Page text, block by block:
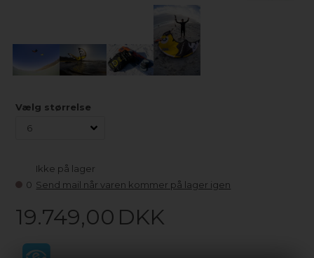
Vælg størrelse
0
Ikke på lager
Send mail når varen kommer på lager igen
19.749,00 DKK